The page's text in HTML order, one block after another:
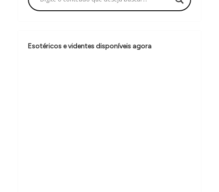
Esotéricos e videntes disponíveis agora